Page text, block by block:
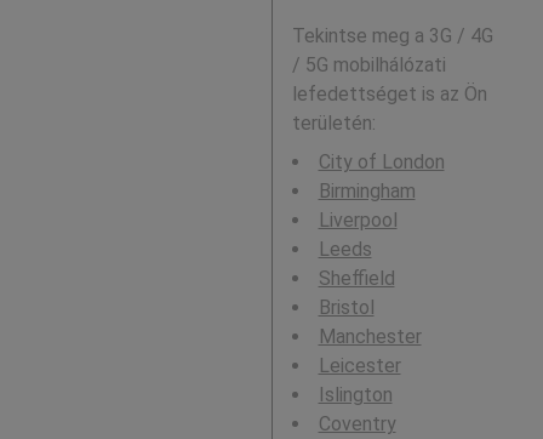
Tekintse meg a 3G / 4G
/ 5G mobilhálózati
lefedettséget is az Ön
területén:
City of London
Birmingham
Liverpool
Leeds
Sheffield
Bristol
Manchester
Leicester
Islington
Coventry